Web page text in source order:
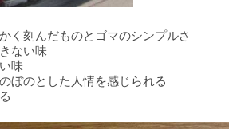
く刻んだものとゴマのシンプルさ
ない味
味
ぼのとした人情を感じられる